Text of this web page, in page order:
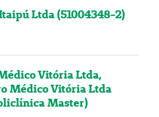
Ltda (51004348-2)
Vitória Ltda,
Médico Vitória Ltda
Master)